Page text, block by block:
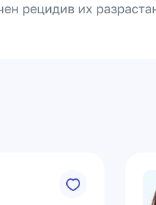
рецидив их